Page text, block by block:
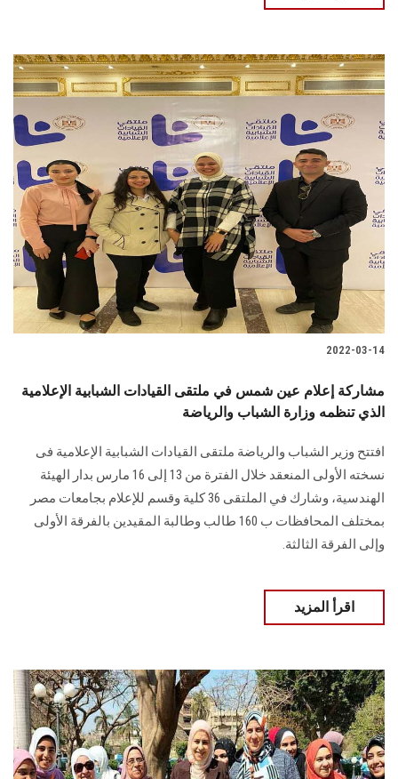
2022-03-14
مشاركة إعلام عين شمس في ملتقى القيادات الشبابية الإعلامية
الذي تنظمه وزارة الشباب والرياضة
افتتح وزير الشباب والرياضة ملتقى القيادات الشبابية الإعلامية فى
نسخته الأولى المنعقد خلال الفترة من 13 إلى 16 مارس بدار الهيئة
الهندسية، وشارك في الملتقى 36 كلية وقسم للإعلام بجامعات مصر
بمختلف المحافظات ب 160 طالب وطالبة المقيدين بالفرقة الأولى
وإلى الفرقة الثالثة.
اقرأ المزيد